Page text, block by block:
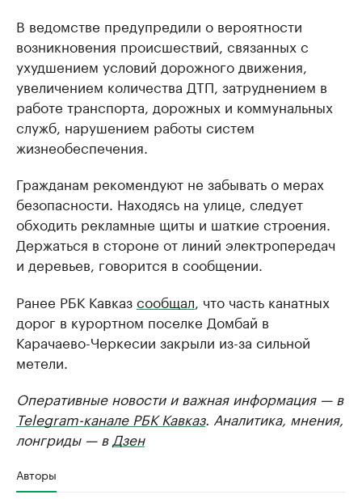
В ведомстве предупредили о вероятности
возникновения происшествий, связанных с
ухудшением условий дорожного движения,
увеличением количества ДТП, затруднением в
работе транспорта, дорожных и коммунальных
служб, нарушением работы систем
жизнеобеспечения.
Гражданам рекомендуют не забывать о мерах
безопасности. Находясь на улице, следует
обходить рекламные щиты и шаткие строения.
Держаться в стороне от линий электропередач
и деревьев, говорится в сообщении.
Ранее РБК Кавказсообщал , что часть канатных
дорог в курортном поселке Домбай в
Карачаево-Черкесии закрыли из-за сильной
метели.
Оперативные новости и важная информация — в
Telegram-канале РБК Кавказ. Аналитика, мнения,
лонгриды — в Дзен
Авторы